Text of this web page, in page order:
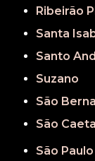
Ribeirão
Santa
Santo
Suzano
São
São
São Paulo